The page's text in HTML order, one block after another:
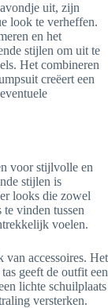
uit, zijn
look te verheffen.
en het
stijlen om uit te
Het combineren
creëert een
voor stijlvolle en
stijlen is
looks die zowel
vinden tussen
voelen.
van accessoires. Het
geeft de outfit een
lichte schuilplaats
versterken.